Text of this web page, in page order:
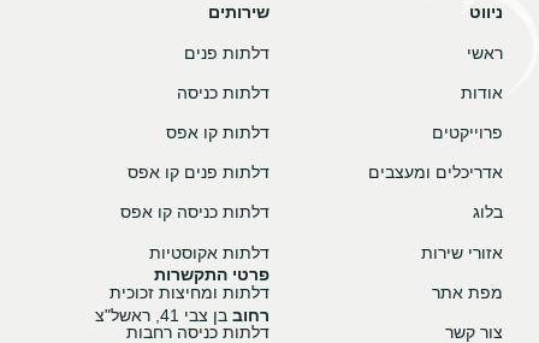
ניווט
ראשי
אודות
פרוייקטים
אדריכלים ומעצבים
בלוג
אזורי שירות
מפת אתר
צור קשר
שירותים
דלתות פנים
דלתות כניסה
דלתות קו אפס
דלתות פנים קו אפס
דלתות כניסה קו אפס
דלתות אקוסטיות
דלתות ומחיצות זכוכית
דלתות כניסה רחבות
פרטי התקשרות
רחוב בן צבי 41, ראשל"צ